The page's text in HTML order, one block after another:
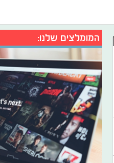
המומלצים שלנו: